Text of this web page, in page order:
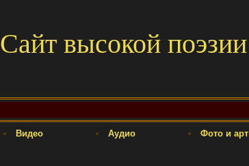
Сайт высокой поэзии
Видео Аудио Фото и арт